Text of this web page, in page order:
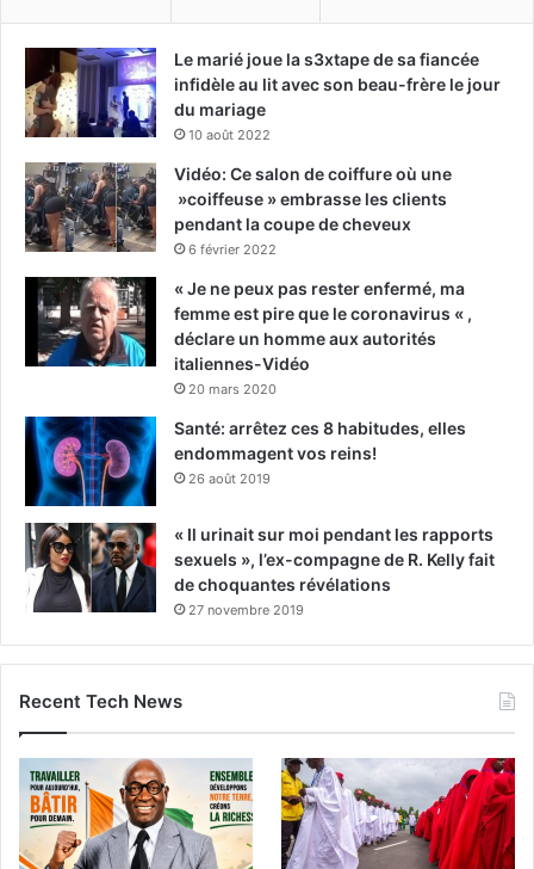
Le marié joue la s3xtape de sa fiancée
infidèle au lit avec son beau-frère le jour
du mariage
10 août 2022
Vidéo: Ce salon de coiffure où une
»coiffeuse » embrasse les clients
pendant la coupe de cheveux
6 février 2022
« Je ne peux pas rester enfermé, ma
femme est pire que le coronavirus « ,
déclare un homme aux autorités
italiennes-Vidéo
20 mars 2020
Santé: arrêtez ces 8 habitudes, elles
endommagent vos reins!
26 août 2019
« Il urinait sur moi pendant les rapports
sexuels », l’ex-compagne de R. Kelly fait
de choquantes révélations
27 novembre 2019
Recent Tech News